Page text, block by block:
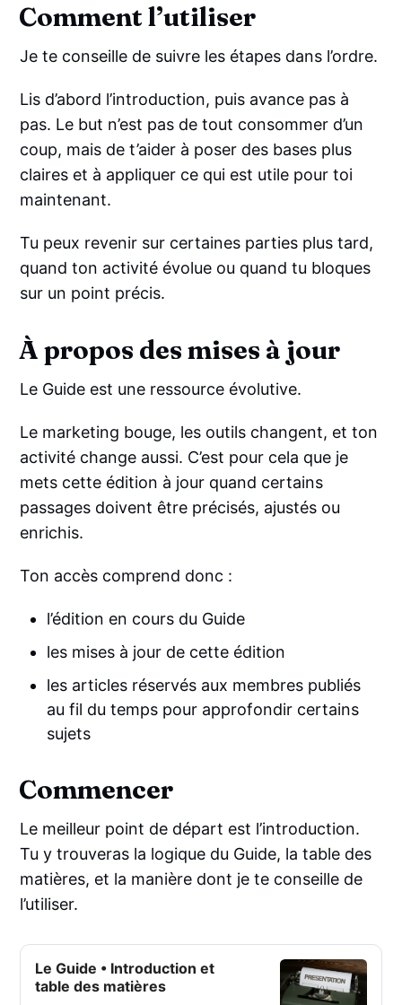
Comment l’utiliser
Je te conseille de suivre les étapes dans l’ordre.
Lis d’abord l’introduction, puis avance pas à
pas. Le but n’est pas de tout consommer d’un
coup, mais de t’aider à poser des bases plus
claires et à appliquer ce qui est utile pour toi
maintenant.
Tu peux revenir sur certaines parties plus tard,
quand ton activité évolue ou quand tu bloques
sur un point précis.
À propos des mises à jour
Le Guide est une ressource évolutive.
Le marketing bouge, les outils changent, et ton
activité change aussi. C’est pour cela que je
mets cette édition à jour quand certains
passages doivent être précisés, ajustés ou
enrichis.
Ton accès comprend donc :
l’édition en cours du Guide
les mises à jour de cette édition
les articles réservés aux membres publiés
au fil du temps pour approfondir certains
sujets
Commencer
Le meilleur point de départ est l’introduction.
Tu y trouveras la logique du Guide, la table des
matières, et la manière dont je te conseille de
l’utiliser.
Le Guide • Introduction et
table des matières